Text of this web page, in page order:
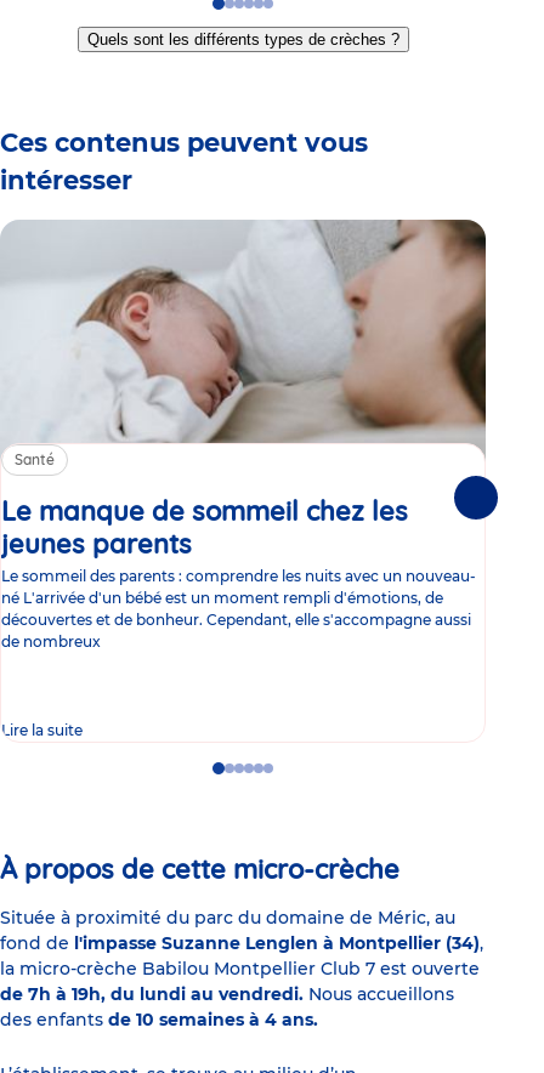
Go
to
slide
Go
to
slide
Go
to
slide
Go
to
slide
Go
to
slide
Go
to
slide
Quels sont les différents types de crèches ?
Ces contenus peuvent vous
intéresser
Santé
Le manque de sommeil chez les
jeunes parents
Le sommeil des parents : comprendre les nuits avec un nouveau-
né L'arrivée d'un bébé est un moment rempli d'émotions, de
découvertes et de bonheur. Cependant, elle s'accompagne aussi
de nombreux
Lire la suite
GoGoGoGo
GoGo
À propos de cette micro-crèche
Située à proximité du parc du domaine de Méric, au
fond de l'impasse Suzanne Lenglen à Montpellier (34),
la micro-crèche Babilou Montpellier Club 7 est ouverte
de 7h à 19h, du lundi au vendredi. Nous accueillons
des enfants de 10 semaines à 4 ans.